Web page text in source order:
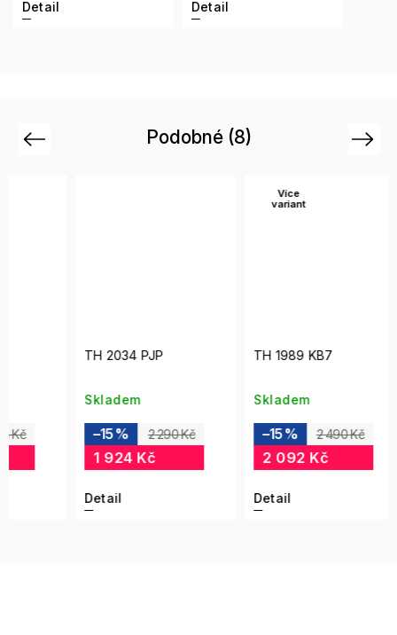
Detail Detail
Podobné (8)
Previous
TH 2034 PJP
2 290 Kč
TH 1989 KB7
2 490 Kč
2 092 Kč
Next